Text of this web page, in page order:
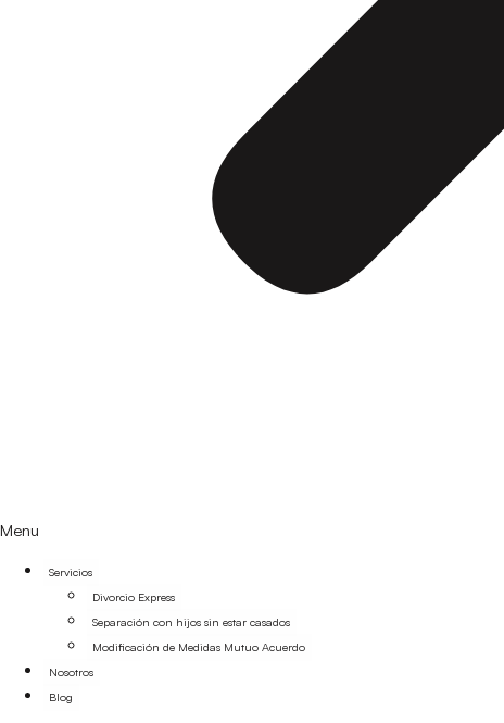
Menu
Servicios
Divorcio Express
Separación con hijos sin estar casados
Modificación de Medidas Mutuo Acuerdo
Nosotros
Blog